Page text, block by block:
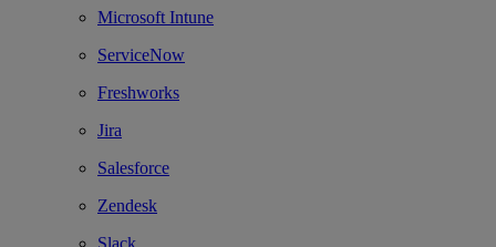
Microsoft Intune
ServiceNow
Freshworks
Jira
Salesforce
Zendesk